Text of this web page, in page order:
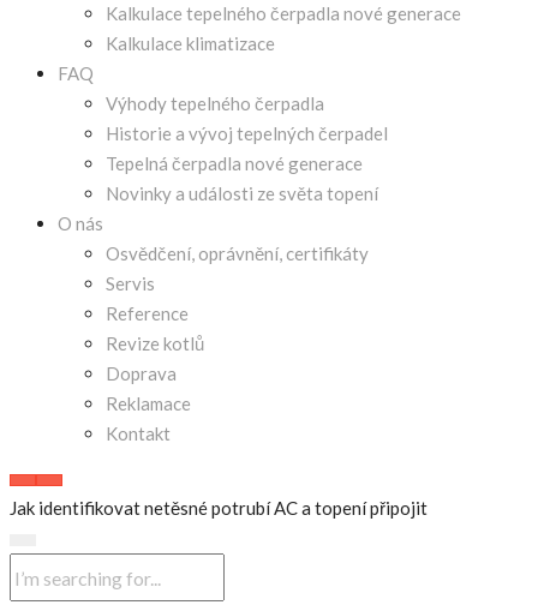
Kalkulace tepelného čerpadla nové generace
Kalkulace klimatizace
FAQ
Výhody tepelného čerpadla
Historie a vývoj tepelných čerpadel
Tepelná čerpadla nové generace
Novinky a události ze světa topení
O nás
Osvědčení, oprávnění, certifikáty
Servis
Reference
Revize kotlů
Doprava
Reklamace
Kontakt
Jak identifikovat netěsné potrubí AC a topení připojit